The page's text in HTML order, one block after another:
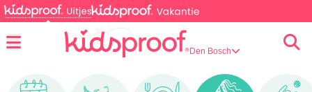
Den Bosch